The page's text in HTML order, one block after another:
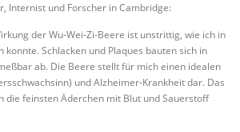
Internist und Forscher in Cambridge:
der Wu-Wei-Zi-Beere ist unstrittig, wie ich in
konnte. Schlacken und Plaques bauten sich in
ab. Die Beere stellt für mich einen idealen
und Alzheimer-Krankheit dar. Das
die feinsten Äderchen mit Blut und Sauerstoff